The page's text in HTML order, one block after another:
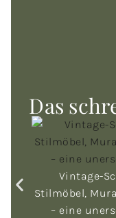
Das
Vintage-
Stilmöbel,
– eine